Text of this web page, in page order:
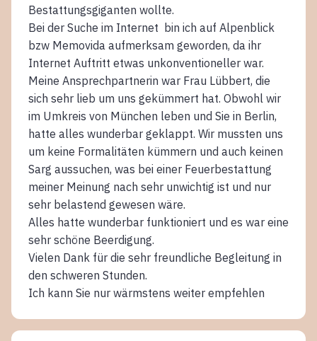
Bestattungsgiganten wollte.
Bei der Suche im Internet bin ich auf Alpenblick
bzw Memovida aufmerksam geworden, da ihr
Internet Auftritt etwas unkonventioneller war.
Meine Ansprechpartnerin war Frau Lübbert, die
sich sehr lieb um uns gekümmert hat. Obwohl wir
im Umkreis von München leben und Sie in Berlin,
hatte alles wunderbar geklappt. Wir mussten uns
um keine Formalitäten kümmern und auch keinen
Sarg aussuchen, was bei einer Feuerbestattung
meiner Meinung nach sehr unwichtig ist und nur
sehr belastend gewesen wäre.
Alles hatte wunderbar funktioniert und es war eine
sehr schöne Beerdigung.
Vielen Dank für die sehr freundliche Begleitung in
den schweren Stunden.
Ich kann Sie nur wärmstens weiter empfehlen